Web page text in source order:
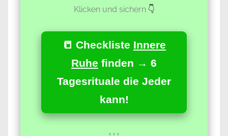
Klicken und sichern👇
📒 Checkliste Innere
Ruhe finden → 6
Tagesrituale die Jeder
kann!